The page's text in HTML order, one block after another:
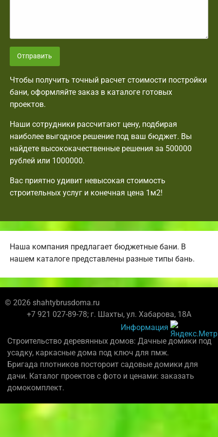
Отправить
Чтобы получить точный расчет стоимости постройки
бани, оформляйте заказ в каталоге готовых
проектов.
Наши сотрудники рассчитают цену, подбирая
наиболее выгодное решение под ваш бюджет. Вы
найдете высококачественные решения за 500000
рублей или 1000000.
Вас приятно удивит невысокая стоимость
строительных услуг и конечная цена 1м2!
Наша компания предлагает бюджетные бани. В
нашем каталоге представлены разные типы бань.
© 2026 shahtybrusdoma.ru
+7 921 027-89-78; г. Шахты, ул. Хабарова, 18А
Информация
Строительство деревянных домов: Дачные домики под
усадку, каркасные дома под ключ для пмж.
Бригада плотников постороит садовые домики для
дачи. Каталог проектов с фото и ценами: заказать
домокомплект.